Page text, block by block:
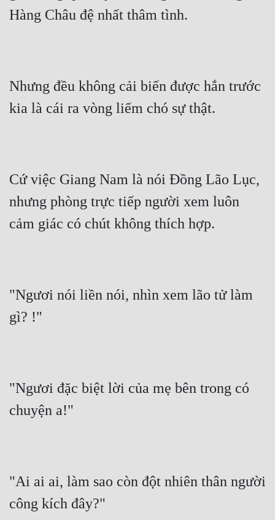
Hàng Châu đệ nhất thâm tình.
Nhưng đều không cải biến được hắn trước
kia là cái ra vòng liếm chó sự thật.
Cứ việc Giang Nam là nói Đồng Lão Lục,
nhưng phòng trực tiếp người xem luôn
cảm giác có chút không thích hợp.
"Ngươi nói liền nói, nhìn xem lão tử làm
gì? !"
"Ngươi đặc biệt lời của mẹ bên trong có
chuyện a!"
"Ai ai ai, làm sao còn đột nhiên thân người
công kích đây?"